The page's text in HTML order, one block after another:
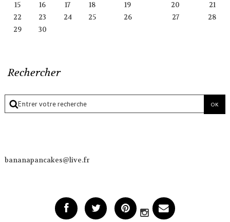
15
16 17 18 19 20
21
22
23 24 25 26 27
28
29
30
Rechercher
bananapancakes@live.fr